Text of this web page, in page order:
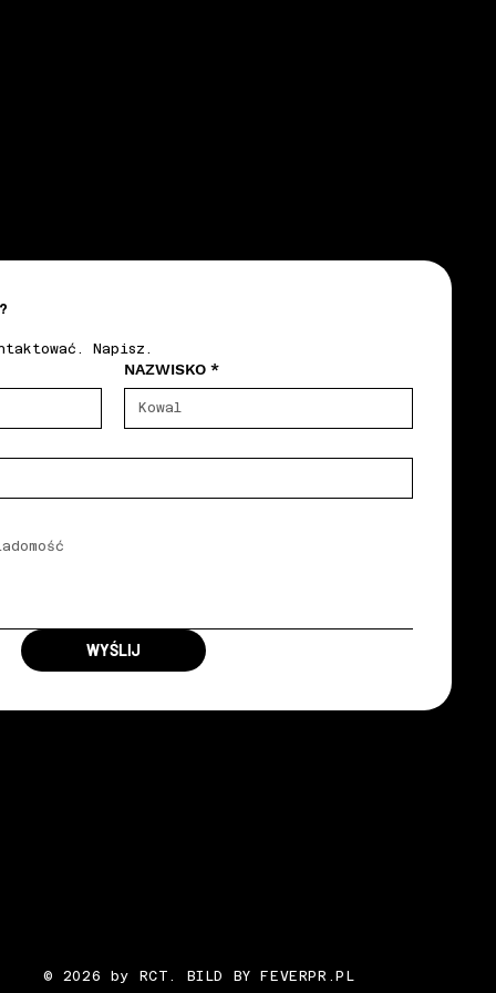
Napisz.
NAZWISKO *
WYŚLIJ
© 2026 by RCT. BILD BY FEVERPR.PL